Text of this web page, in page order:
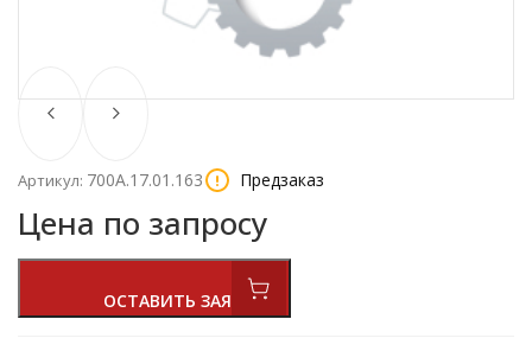
Артикул: 700А.17.01.163 Предзаказ
Цена по запросу